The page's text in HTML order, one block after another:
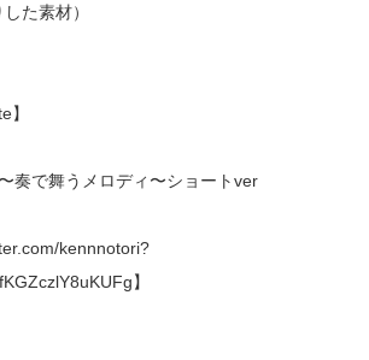
た素材）
】
奏で舞うメロディ〜ショートver
kennnotori?
】